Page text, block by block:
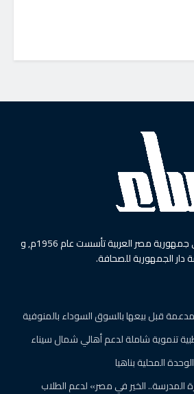
هي أول جريدة مسائية في جمهورية مصر العربية تأسست عام 1956م, و
الجمهورية للصحافة.
تنموية شاملة لدعم أهالي شمال سيناء
المحلية بناهيا
المدرسة.. الخير في مصر» لدعم الطلاب